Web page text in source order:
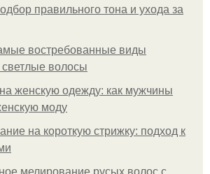
правильного тона и ухода за
востребованные виды
волосы
женскую одежду: как мужчины
моду
на короткую стрижку: подход к